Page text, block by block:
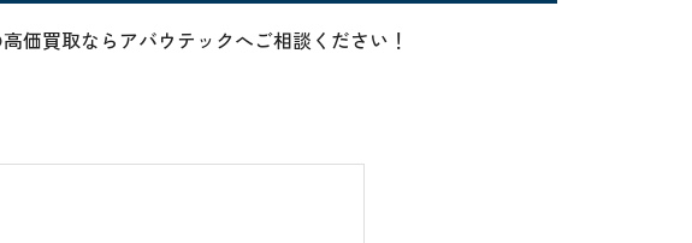
価買取ならアバウテックへご相談ください！